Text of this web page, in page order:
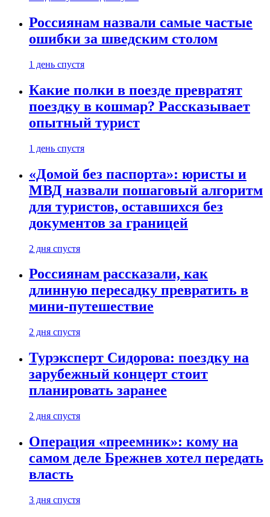
Россиянам назвали самые частые
ошибки за шведским столом
1 день спустя
Какие полки в поезде превратят
поездку в кошмар? Рассказывает
опытный турист
1 день спустя
«Домой без паспорта»: юристы и
МВД назвали пошаговый алгоритм
для туристов, оставшихся без
документов за границей
2 дня спустя
Россиянам рассказали, как
длинную пересадку превратить в
мини-путешествие
2 дня спустя
Турэксперт Сидорова: поездку на
зарубежный концерт стоит
планировать заранее
2 дня спустя
Операция «преемник»: кому на
самом деле Брежнев хотел передать
власть
3 дня спустя